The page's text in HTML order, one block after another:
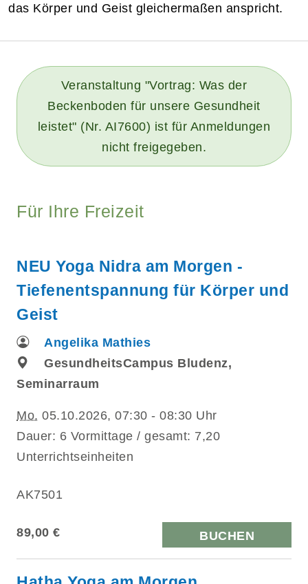
das Körper und Geist gleichermaßen anspricht.
Veranstaltung "Vortrag: Was der
Beckenboden für unsere Gesundheit
leistet" (Nr. AI7600) ist für Anmeldungen
nicht freigegeben.
Für Ihre Freizeit
NEU Yoga Nidra am Morgen -
Tiefenentspannung für Körper und
Geist
Angelika Mathies
GesundheitsCampus Bludenz,
Seminarraum
Mo. 05.10.2026, 07:30 - 08:30 Uhr
Dauer: 6 Vormittage / gesamt: 7,20
Unterrichtseinheiten
AK7501
89,00 € BUCHEN